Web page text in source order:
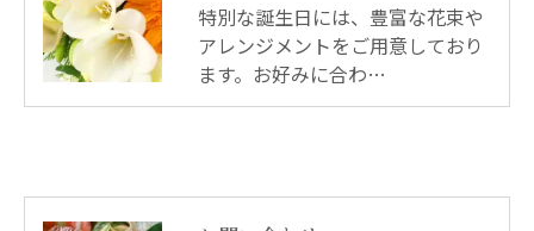
特別な誕生日には、豊富な花束や
アレンジメントをご用意しており
ます。お好みに合わ…